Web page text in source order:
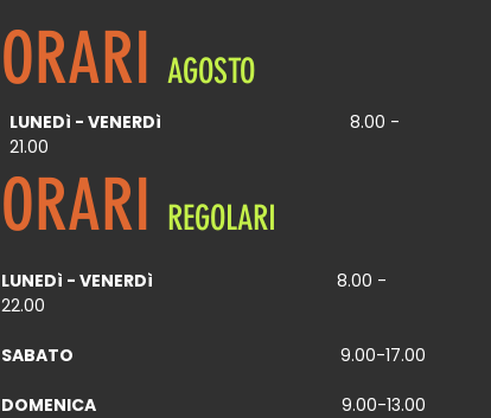
ORARI AGOSTO
LUNEDì - VENERDì
8.00 -
21.00
ORARI REGOLARI
LUNEDì - VENERDì 8.00 -
22.00
SABATO 9.00-17.00
DOMENICA 9.00-13.00